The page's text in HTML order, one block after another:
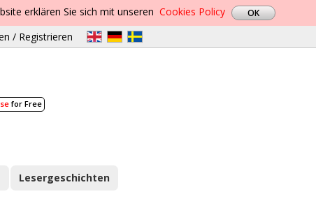
erklären Sie sich mit unseren Cookies Policy
/ Registrieren
for Free
Lesergeschichten